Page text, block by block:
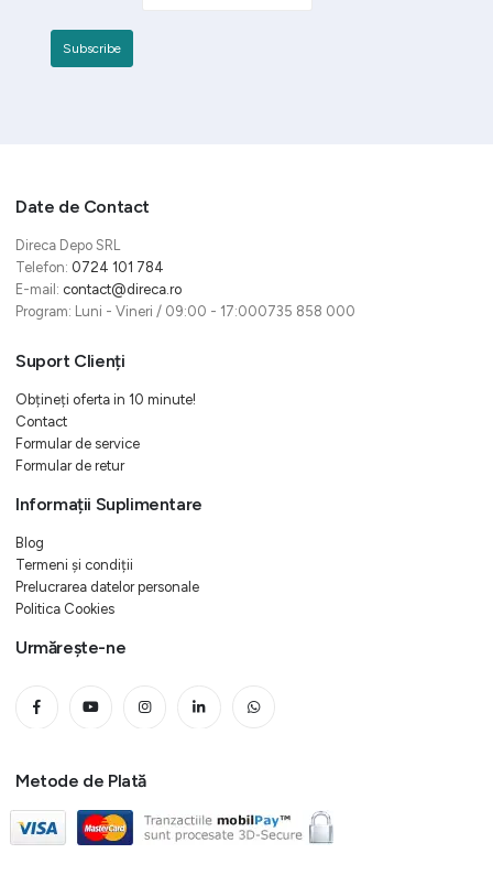
Date de Contact
Direca Depo SRL
Telefon: 0724 101 784
E-mail: contact@direca.ro
Program: Luni - Vineri / 09:00 - 17:000735 858 000
Suport Clienți
Obțineți oferta in 10 minute!
Contact
Formular de service
Formular de retur
Informații Suplimentare
Blog
Termeni și condiții
Prelucrarea datelor personale
Politica Cookies
Urmărește-ne
Metode de Plată